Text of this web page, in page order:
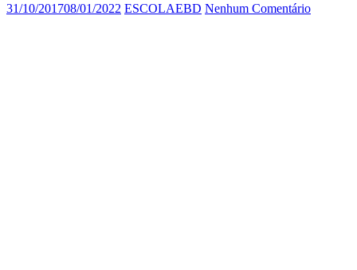
31/10/201708/01/2022 ESCOLAEBD Nenhum Comentário